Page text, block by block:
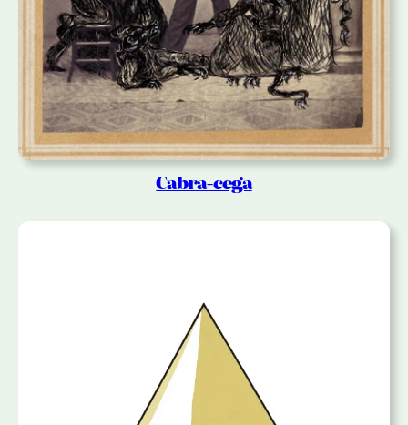
Cabra-cega